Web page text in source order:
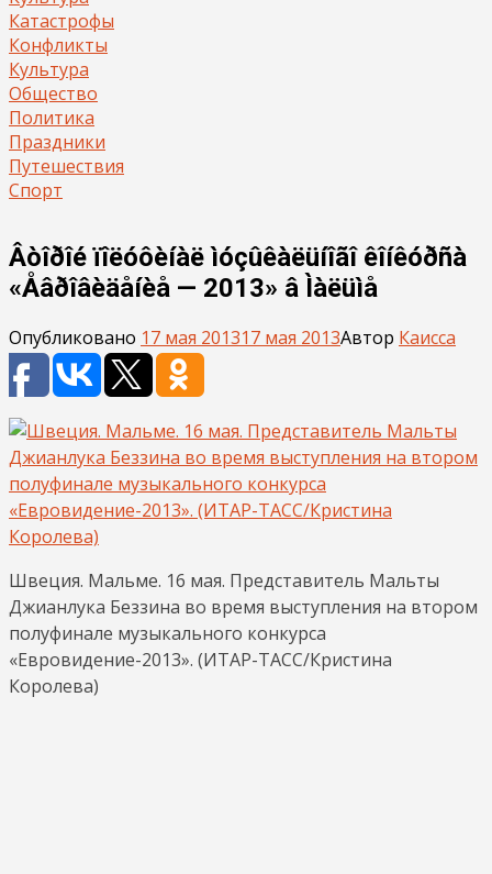
Катастрофы
Конфликты
Культура
Общество
Политика
Праздники
Путешествия
Спорт
Âòîðîé ïîëóôèíàë ìóçûêàëüíîãî êîíêóðñà
«Åâðîâèäåíèå — 2013» â Ìàëüìå
Опубликовано 17 мая 201317 мая 2013Автор Каисса
Швеция. Мальме. 16 мая. Представитель Мальты
Джианлука Беззина во время выступления на втором
полуфинале музыкального конкурса
«Евровидение-2013». (ИТАР-ТАСС/Кристина
Королева)